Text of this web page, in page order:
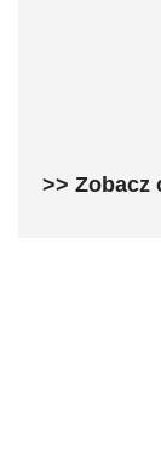
>> Zobacz